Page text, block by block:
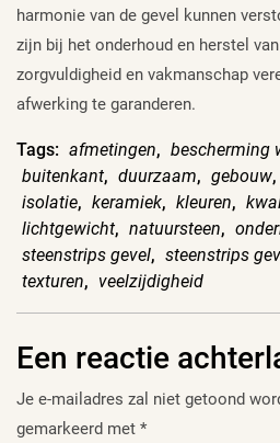
harmonie van de gevel kunnen
zijn bij het onderhoud en herstel
zorgvuldigheid en vakmanschap
afwerking te garanderen.
Tags: afmetingen, bescherming
buitenkant, duurzaam, gebouw,
isolatie, keramiek, kleuren,
lichtgewicht, natuursteen,
steenstrips gevel, steenstrips
texturen, veelzijdigheid
Een reactie
Je e-mailadres zal niet getoond
gemarkeerd met *